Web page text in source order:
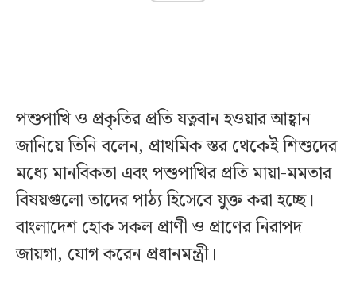
পশুপাখি ও প্রকৃতির প্রতি যত্নবান হওয়ার আহ্বান
জানিয়ে তিনি বলেন, প্রাথমিক স্তর থেকেই শিশুদের
মধ্যে মানবিকতা এবং পশুপাখির প্রতি মায়া-মমতার
বিষয়গুলো তাদের পাঠ্য হিসেবে যুক্ত করা হচ্ছে।
বাংলাদেশ হোক সকল প্রাণী ও প্রাণের নিরাপদ
জায়গা, যোগ করেন প্রধানমন্ত্রী।